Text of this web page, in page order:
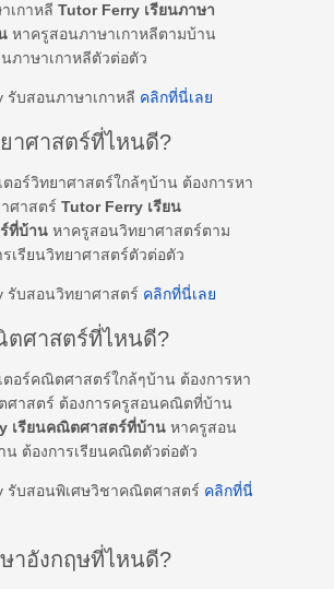
เกาหลี Tutor Ferry เรียนภาษา
หาครูสอนภาษาเกาหลีตามบ้าน
นภาษาเกาหลีตัวต่อตัว
รับสอนภาษาเกาหลี คลิกที่นี่เลย
าศาสตร์ที่ไหนดี?
ตอร์วิทยาศาสตร์ใกล้ๆบ้าน ต้องการหา
ศาสตร์ Tutor Ferry เรียน
ที่บ้าน หาครูสอนวิทยาศาสตร์ตาม
เรียนวิทยาศาสตร์ตัวต่อตัว
รับสอนวิทยาศาสตร์ คลิกที่นี่เลย
ตศาสตร์ที่ไหนดี?
ตอร์คณิตศาสตร์ใกล้ๆบ้าน ต้องการหา
าสตร์ ต้องการครูสอนคณิตที่บ้าน
เรียนคณิตศาสตร์ที่บ้าน หาครูสอน
ต้องการเรียนคณิตตัวต่อตัว
รับสอนพิเศษวิชาคณิตศาสตร์ คลิกที่นี่
าอังกฤษที่ไหนดี?